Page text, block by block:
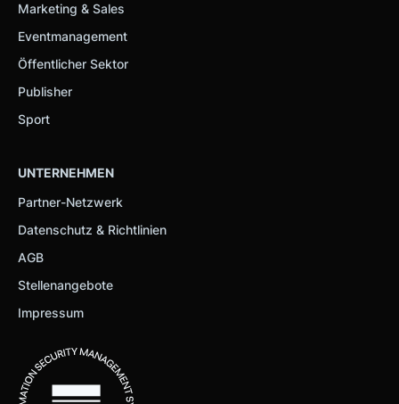
Marketing & Sales
Eventmanagement
Öffentlicher Sektor
Publisher
Sport
UNTERNEHMEN
Partner-Netzwerk
Datenschutz & Richtlinien
AGB
Stellenangebote
Impressum